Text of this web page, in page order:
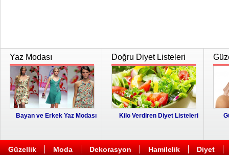
Yaz Modası
Bayan ve Erkek Yaz Modası
Doğru Diyet Listeleri
Kilo Verdiren Diyet Listeleri
Güzellik Moda Dekorasyon Hamilelik Diyet